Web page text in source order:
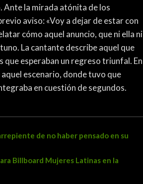
Ante la mirada atónita de los
aviso: «Voy a dejar de estar con
cómo aquel anuncio, que ni ella ni
La cantante describe aquel que
que esperaban un regreso triunfal. En
escenario, donde tuvo que
en cuestión de segundos.
de no haber pensado en su
Billboard Mujeres Latinas en la